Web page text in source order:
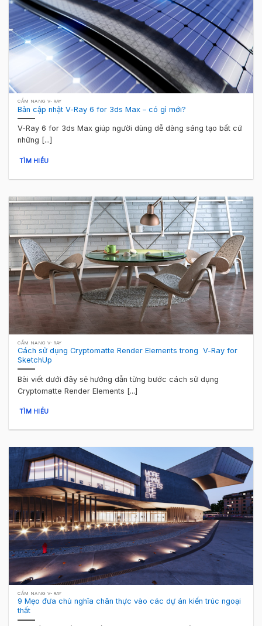
CẨM NANG V-RAY
Bản cập nhật V-Ray 6 for 3ds Max – có gì mới?
V-Ray 6 for 3ds Max giúp người dùng dễ dàng sáng tạo bất cứ
những [...]
TÌM HIỂU
CẨM NANG V-RAY
Cách sử dụng Cryptomatte Render Elements trong V-Ray for
SketchUp
Bài viết dưới đây sẽ hướng dẫn từng bước cách sử dụng
Cryptomatte Render Elements [...]
TÌM HIỂU
CẨM NANG V-RAY
9 Mẹo đưa chủ nghĩa chân thực vào các dự án kiến trúc ngoại
thất